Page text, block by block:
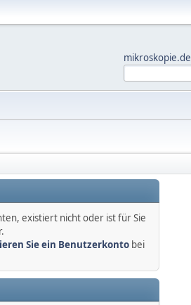
mikroskopie.de
existiert nicht oder ist für Sie
Sie ein Benutzerkontobei